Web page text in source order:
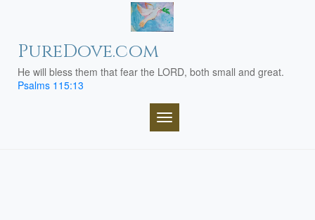
PureDove.com
He will bless them that fear the LORD, both small and great.
Psalms 115:13
TOGGLE NAVIGATION